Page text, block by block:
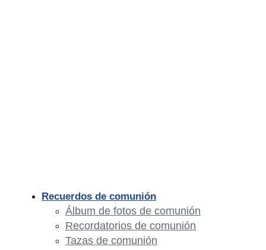
Recuerdos de comunión
Álbum de fotos de comunión
Recordatorios de comunión
Tazas de comunión